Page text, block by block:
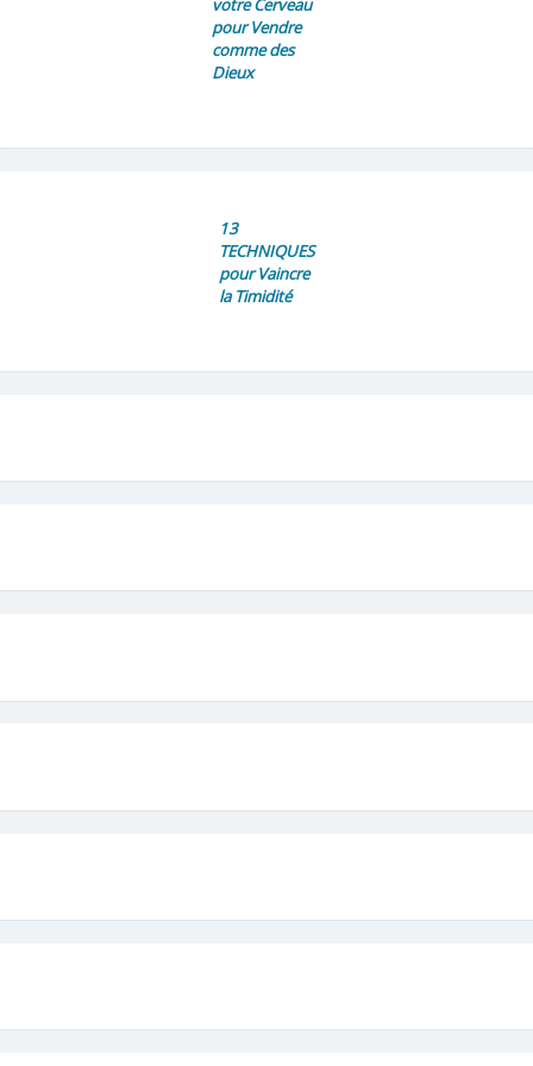
votre Cerveau
pour Vendre
comme des
Dieux
13
TECHNIQUES
pour Vaincre
la Timidité